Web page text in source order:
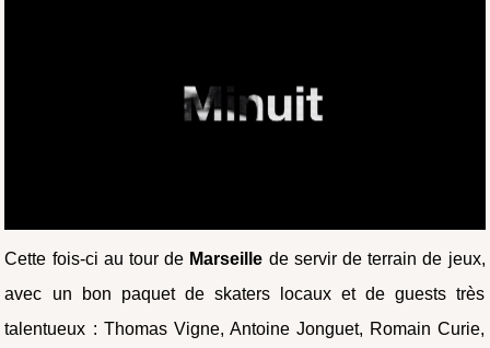
Cette fois-ci au tour de Marseille de servir de terrain de jeux,
avec un bon paquet de skaters locaux et de guests très
talentueux : Thomas Vigne, Antoine Jonguet, Romain Curie,